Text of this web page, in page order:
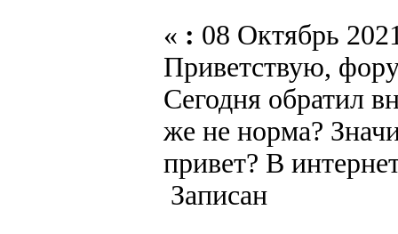
« : 08 Октябрь
Приветствую,
Сегодня обратил
же не норма?
привет? В
Записан